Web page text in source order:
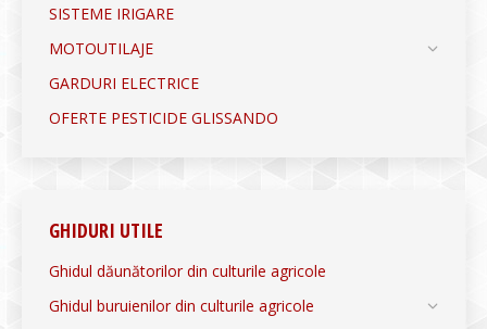
SISTEME IRIGARE
MOTOUTILAJE
GARDURI ELECTRICE
OFERTE PESTICIDE GLISSANDO
GHIDURI UTILE
Ghidul dăunătorilor din culturile agricole
Ghidul buruienilor din culturile agricole